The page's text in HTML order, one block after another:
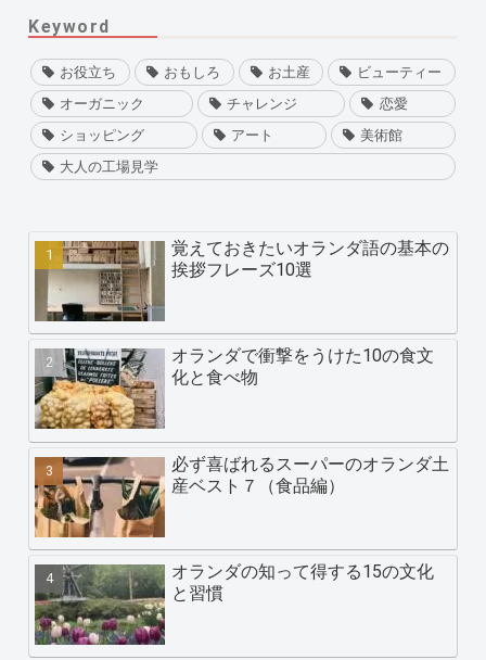
Keyword
お役立ち おもしろ お土産
ビューティー
オーガニック
チャレンジ
恋愛
ショッピング
アート
美術館
大人の工場見学
覚えておきたいオランダ語の基本の
挨拶フレーズ10選
オランダで衝撃をうけた10の食文
化と食べ物
必ず喜ばれるスーパーのオランダ土
産ベスト７（食品編）
オランダの知って得する15の文化
と習慣